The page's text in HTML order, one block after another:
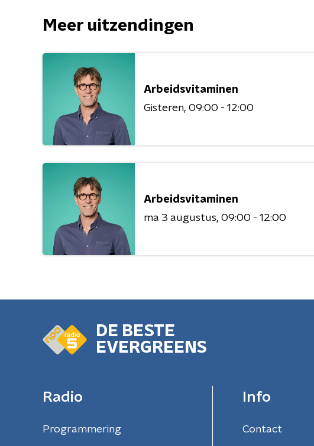
Meer uitzendingen
Arbeidsvitaminen
Gisteren 09:00 - 12:00
Arbeidsvitaminen
ma 3 augustus 09:00 - 12:00
DE BESTE
EVERGREENS
Radio
Programmering
Info
Contact